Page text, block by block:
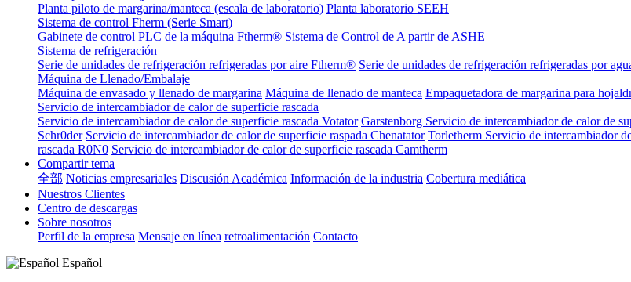
Planta piloto de margarina/manteca (escala de laboratorio) Planta laboratorio SEEH
Sistema de control Fherm (Serie Smart)
Gabinete de control PLC de la máquina Ftherm® Sistema de Control de A partir de ASHE
Sistema de refrigeración
Serie de unidades de refrigeración refrigeradas por aire Ftherm® Serie de unidades de refrigeración refrigeradas por
Máquina de Llenado/Embalaje
Máquina de envasado y llenado de margarina Máquina de llenado de manteca Empaquetadora de margarina para
Servicio de intercambiador de calor de superficie rascada
Servicio de intercambiador de calor de superficie rascada Votator Garstenborg Servicio de intercambiador de calor de
Schr0der Servicio de intercambiador de calor de superficie raspada Chenatator Torletherm Servicio de intercambiador
rascada R0N0 Servicio de intercambiador de calor de superficie rascada Camtherm
Compartir tema
全部 Noticias empresariales Discusión Académica Información de la industria Cobertura mediática
Nuestros Clientes
Centro de descargas
Sobre nosotros
Perfil de la empresa Mensaje en línea retroalimentación Contacto
Español